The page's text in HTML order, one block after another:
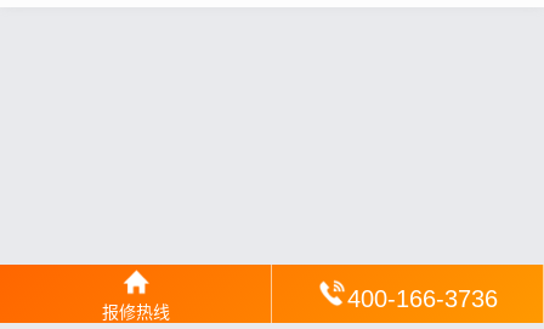
报修热线 400-166-3736